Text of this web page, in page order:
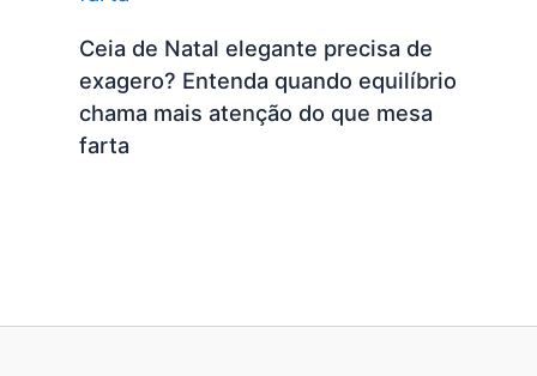
Ceia de Natal elegante precisa de
exagero? Entenda quando equilíbrio
chama mais atenção do que mesa
farta